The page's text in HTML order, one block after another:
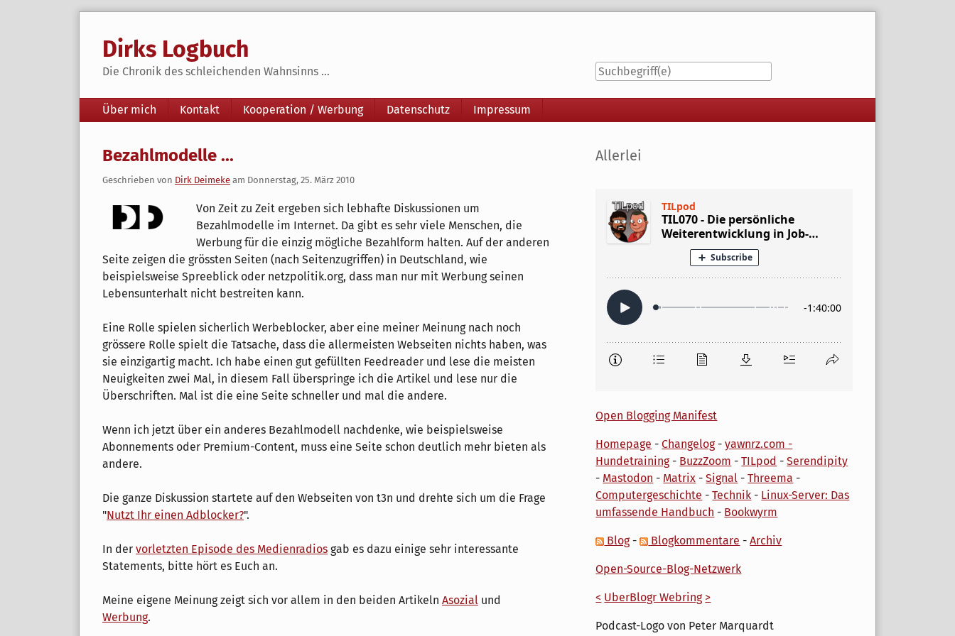
Dirks Logbuch
Die Chronik des schleichenden Wahnsinns ...
Navigation
Über mich Kontakt Kooperation / Werbung Datenschutz Impressum
Bezahlmodelle ...
Geschrieben von Dirk Deimeke am Donnerstag, 25. März 2010
Von Zeit zu Zeit ergeben sich lebhafte Diskussionen um
Bezahlmodelle im Internet. Da gibt es sehr viele Menschen, die
Werbung für die einzig mögliche Bezahlform halten. Auf der anderen
Seite zeigen die grössten Seiten (nach Seitenzugriffen) in Deutschland, wie
beispielsweise Spreeblick oder netzpolitik.org, dass man nur mit Werbung seinen
Lebensunterhalt nicht bestreiten kann.
Eine Rolle spielen sicherlich Werbeblocker, aber eine meiner Meinung nach noch
grössere Rolle spielt die Tatsache, dass die allermeisten Webseiten nichts haben, was
sie einzigartig macht. Ich habe einen gut gefüllten Feedreader und lese die meisten
Neuigkeiten zwei Mal, in diesem Fall überspringe ich die Artikel und lese nur die
Überschriften. Mal ist die eine Seite schneller und mal die andere.
Wenn ich jetzt über ein anderes Bezahlmodell nachdenke, wie beispielsweise
Abonnements oder Premium-Content, muss eine Seite schon deutlich mehr bieten als
andere.
Die ganze Diskussion startete auf den Webseiten von t3n und drehte sich um die Frage
"Nutzt Ihr einen Adblocker?".
In der vorletzten Episode des Medienradios gab es dazu einige sehr interessante
Statements, bitte hört es Euch an.
Meine eigene Meinung zeigt sich vor allem in den beiden Artikeln Asozial und
Werbung.
Seitenleiste
Allerlei
Open Blogging Manifest
Homepage -Changelog-yawnrz.com -
Hundetraining- BuzzZoom -TILpod -Serendipity
- Mastodon - Matrix -Signal -Threema -
Computergeschichte -Technik - Linux-Server: Das
umfassende Handbuch - Bookwyrm
Blog- Blogkommentare -Archiv
Open-Source-Blog-Netzwerk
< UberBlogr Webring >
Podcast-Logo von Peter Marquardt